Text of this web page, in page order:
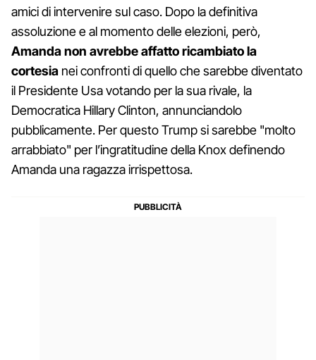
amici di intervenire sul caso. Dopo la definitiva
assoluzione e al momento delle elezioni, però,
Amanda non avrebbe affatto ricambiato la
cortesia nei confronti di quello che sarebbe diventato
il Presidente Usa votando per la sua rivale, la
Democratica Hillary Clinton, annunciandolo
pubblicamente. Per questo Trump si sarebbe "molto
arrabbiato" per l’ingratitudine della Knox definendo
Amanda una ragazza irrispettosa.